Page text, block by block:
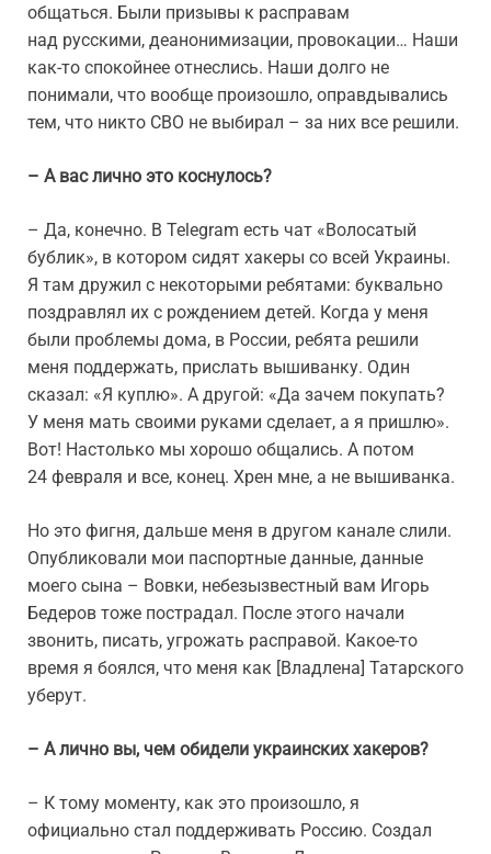
общаться. Были призывы к расправам
над русскими, деанонимизации, провокации… Наши
как-то спокойнее отнеслись. Наши долго не
понимали, что вообще произошло, оправдывались
тем, что никто СВО не выбирал – за них все решили.
– А вас лично это коснулось?
– Да, конечно. В Telegram есть чат «Волосатый
бублик», в котором сидят хакеры со всей Украины.
Я там дружил с некоторыми ребятами: буквально
поздравлял их с рождением детей. Когда у меня
были проблемы дома, в России, ребята решили
меня поддержать, прислать вышиванку. Один
сказал: «Я куплю». А другой: «Да зачем покупать?
У меня мать своими руками сделает, а я пришлю».
Вот! Настолько мы хорошо общались. А потом
24 февраля и все, конец. Хрен мне, а не вышиванка.
Но это фигня, дальше меня в другом канале слили.
Опубликовали мои паспортные данные, данные
моего сына – Вовки, небезызвестный вам Игорь
Бедеров тоже пострадал. После этого начали
звонить, писать, угрожать расправой. Какое-то
время я боялся, что меня как [Владлена] Татарского
уберут.
– А лично вы, чем обидели украинских хакеров?
– К тому моменту, как это произошло, я
официально стал поддерживать Россию. Создал